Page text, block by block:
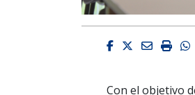
Facebook
Twitter
Email
Con el objetivo